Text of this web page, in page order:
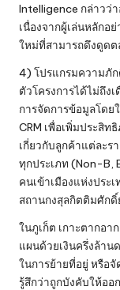
Intelligence กล่าวว่
เนื่องจากผู้เล่นหลักอ
ใหม่ที่สามารถดึงดูดต
4) โปรแกรมความภัก
ตัวโครงการได้ไม่ถึง
การจัดการข้อมูลโดย
CRM เพื่อเพิ่มประสิ
เกี่ยวกับลูกค้าแต่ละร
ทุกประเภท (Non-B,
คนเข้าเมืองแห่งปร
สถานกงสุลกิตติมศักดิ์
ในภูเก็ต เกาะตากอ
แผนด้วยเงินครึ่งล้าน
ในการย้ายที่อยู่ หรือ
รู้สึกว่าถูกบังคับให้ออ